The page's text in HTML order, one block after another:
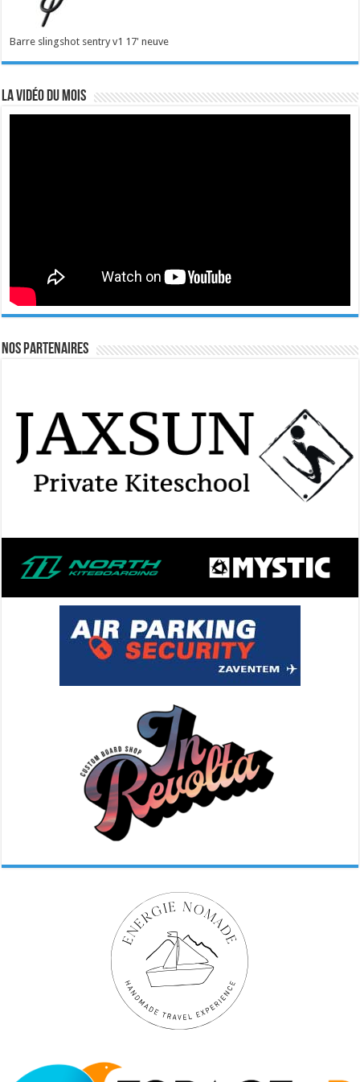
Barre slingshot sentry v1 17' neuve
La vidéo du mois
Nos Partenaires